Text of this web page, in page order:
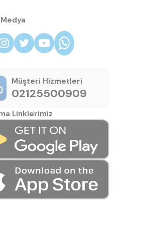
Müşteri Hizmetleri
02125500909
Linklerimiz